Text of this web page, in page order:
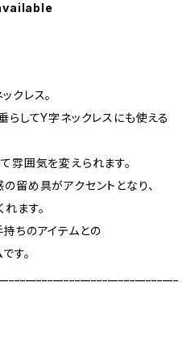
クレス。
らしてY字ネックレスにも使える
雰囲気を変えられます。
留め具がアクセントとなり、
ます。
ちのアイテムとの
す。